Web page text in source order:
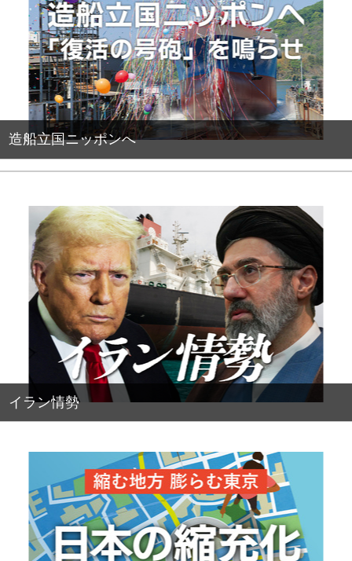
造船立国ニッポンへ
PR
イラン情勢